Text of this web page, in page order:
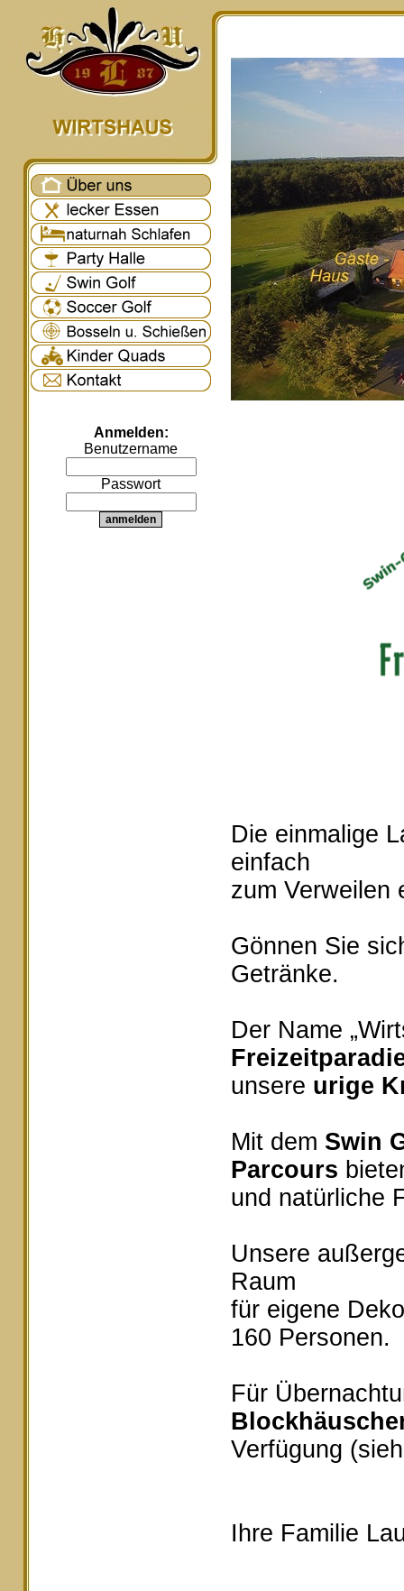
Anmelden:
Benutzername
Passwort
Die einmalige
einfach
zum Verweilen
Gönnen Sie
Getränke.
Der Name
unsere urige
Mit dem Swin
Parcours
und natürliche
Unsere
Raum
für eigene
160 Personen.
Für
Verfügung
Ihre Familie